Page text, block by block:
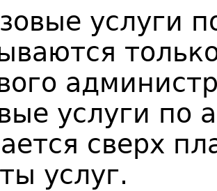
услуги
услуги по
сверх
услуг.